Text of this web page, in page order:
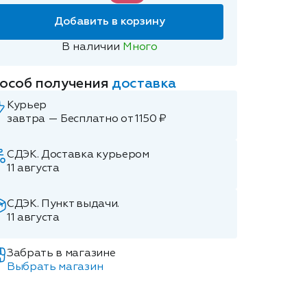
Добавить в корзину
В наличии Много
получения доставка
Курьер
завтра — Бесплатно от 1150 ₽
СДЭК. Доставка курьером
11 августа
СДЭК. Пункт выдачи.
11 августа
Забрать в магазине
Выбрать магазин